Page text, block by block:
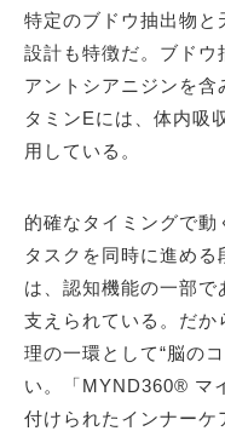
特定のブドウ抽出物と
設計も特徴だ。ブドウ
アントシアニジンを
タミンEには、体内吸
用している。
的確なタイミングで
タスクを同時に進め
は、認知機能の一部で
支えられている。だか
理の一環として“脳の
い。「MYND360® マ
付けられたインナーケ